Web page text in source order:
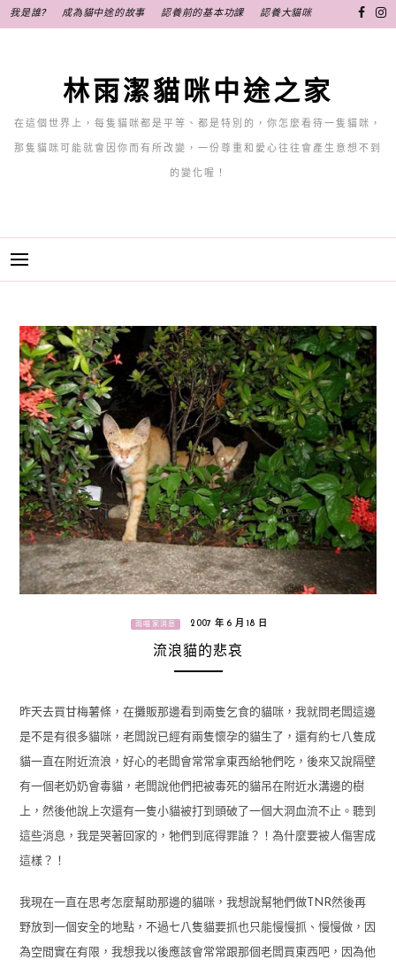
至
我是誰? 成為貓中途的故事 認養前的基本功課 認養大貓咪
林雨潔貓咪中途之家
在這個世界上，每隻貓咪都是平等、都是特別的，你怎麼看待一隻貓咪，
那隻貓咪可能就會因你而有所改變，一份尊重和愛心往往會產生意想不到
的變化喔！
雨喵家消息 2007 年 6 月 18 日
流浪貓的悲哀
昨天去買甘梅薯條，在攤販那邊看到兩隻乞食的貓咪，我就問老闆這邊
是不是有很多貓咪，老闆說已經有兩隻懷孕的貓生了，還有約七八隻成
貓一直在附近流浪，好心的老闆會常常拿東西給牠們吃，後來又說隔壁
有一個老奶奶會毒貓，老闆說他們把被毒死的貓吊在附近水溝邊的樹
上，然後他說上次還有一隻小貓被打到頭破了一個大洞血流不止。聽到
這些消息，我是哭著回家的，牠們到底得罪誰？！為什麼要被人傷害成
這樣？！
我現在一直在思考怎麼幫助那邊的貓咪，我想說幫牠們做TNR然後再
野放到一個安全的地點，不過七八隻貓要抓也只能慢慢抓、慢慢做，因
為空間實在有限，我想我以後應該會常常跟那個老闆買東西吧，因為他